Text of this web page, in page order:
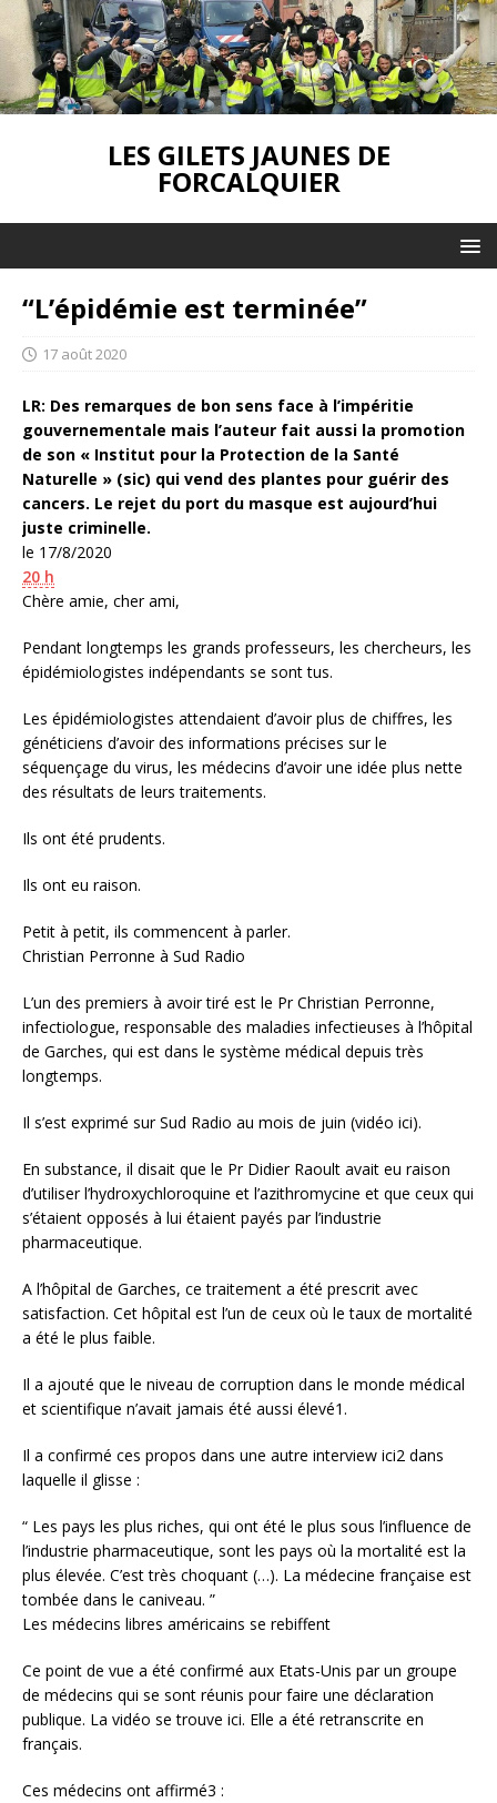
LES GILETS JAUNES DE
FORCALQUIER
“L’épidémie est terminée”
17 août 2020
LR: Des remarques de bon sens face à l’impéritie
gouvernementale mais l’auteur fait aussi la promotion
de son « Institut pour la Protection de la Santé
Naturelle » (sic) qui vend des plantes pour guérir des
cancers. Le rejet du port du masque est aujourd’hui
juste criminelle.
le 17/8/2020
20 h
Chère amie, cher ami,
Pendant longtemps les grands professeurs, les chercheurs, les
épidémiologistes indépendants se sont tus.
Les épidémiologistes attendaient d’avoir plus de chiffres, les
généticiens d’avoir des informations précises sur le
séquençage du virus, les médecins d’avoir une idée plus nette
des résultats de leurs traitements.
Ils ont été prudents.
Ils ont eu raison.
Petit à petit, ils commencent à parler.
Christian Perronne à Sud Radio
L’un des premiers à avoir tiré est le Pr Christian Perronne,
infectiologue, responsable des maladies infectieuses à l’hôpital
de Garches, qui est dans le système médical depuis très
longtemps.
Il s’est exprimé sur Sud Radio au mois de juin (vidéo ici).
En substance, il disait que le Pr Didier Raoult avait eu raison
d’utiliser l’hydroxychloroquine et l’azithromycine et que ceux qui
s’étaient opposés à lui étaient payés par l’industrie
pharmaceutique.
A l’hôpital de Garches, ce traitement a été prescrit avec
satisfaction. Cet hôpital est l’un de ceux où le taux de mortalité
a été le plus faible.
Il a ajouté que le niveau de corruption dans le monde médical
et scientifique n’avait jamais été aussi élevé1.
Il a confirmé ces propos dans une autre interview ici2 dans
laquelle il glisse :
“ Les pays les plus riches, qui ont été le plus sous l’influence de
l’industrie pharmaceutique, sont les pays où la mortalité est la
plus élevée. C’est très choquant (…). La médecine française est
tombée dans le caniveau. ”
Les médecins libres américains se rebiffent
Ce point de vue a été confirmé aux Etats-Unis par un groupe
de médecins qui se sont réunis pour faire une déclaration
publique. La vidéo se trouve ici. Elle a été retranscrite en
français.
Ces médecins ont affirmé3 :